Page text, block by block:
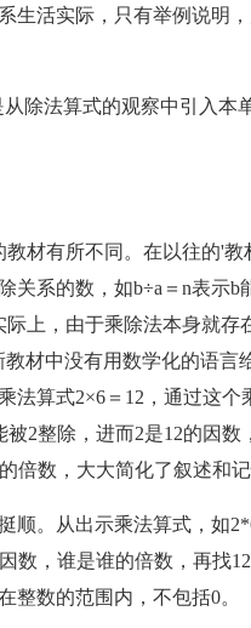
活实际，只有举例说明，
法算式的观察中引入本
有所不同。在以往的'教
系的数，如b÷a＝n表示b
上，由于乘除法本身就存
材中没有用数学化的语言
法算式2×6＝12，通过这个
2整除，进而2是12的因数
倍数，大大简化了叙述和记
。从出示乘法算式，如
数，谁是谁的倍数，再找
整数的范围内，不包括0。